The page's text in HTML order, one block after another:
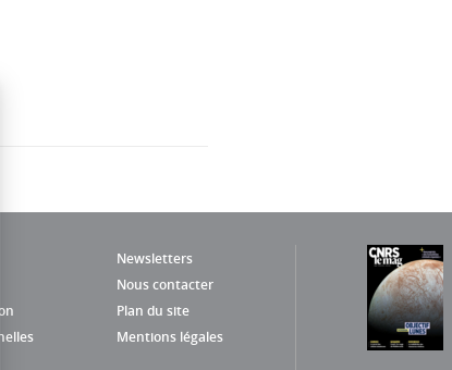
Newsletters
Nous contacter
Plan du site
Mentions légales